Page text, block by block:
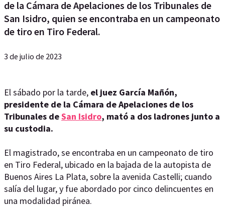
de la Cámara de Apelaciones de los Tribunales de
San Isidro, quien se encontraba en un campeonato
de tiro en Tiro Federal.
3 de julio de 2023
El sábado por la tarde, el juez García Mañón,
presidente de la Cámara de Apelaciones de los
Tribunales deSan Isidro, mató a dos ladrones junto a
su custodia.
El magistrado, se encontraba en un campeonato de tiro
en Tiro Federal, ubicado en la bajada de la autopista de
Buenos Aires La Plata, sobre la avenida Castelli; cuando
salía del lugar, y fue abordado por cinco delincuentes en
una modalidad piránea.